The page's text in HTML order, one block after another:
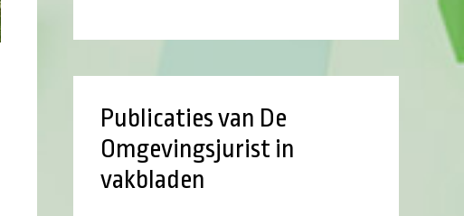
Publicaties van De
Omgevingsjurist in
vakbladen